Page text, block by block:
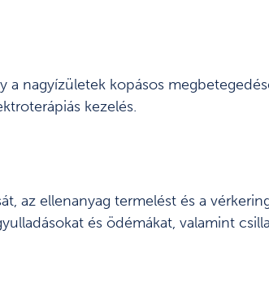
a nagyízületek kopásos
kezelés.
az ellenanyag termelést és a
és ödémákat, valamint